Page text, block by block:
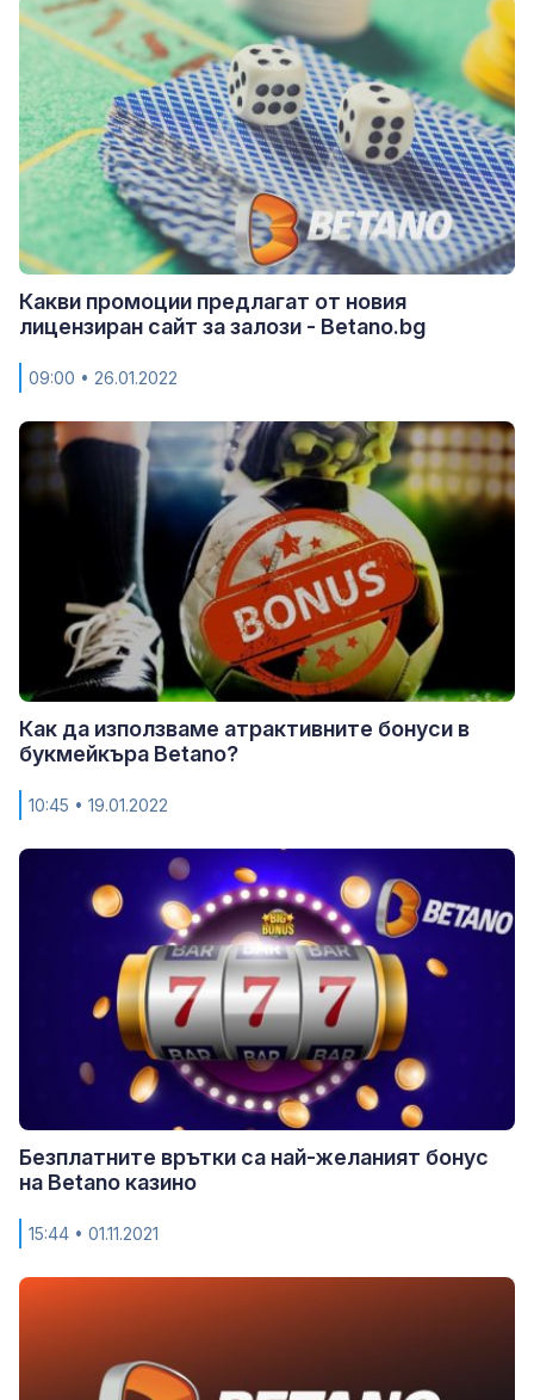
Какви промоции предлагат от новия
лицензиран сайт за залози - Betano.bg
09:00 • 26.01.2022
Как да използваме атрактивните бонуси в
букмейкъра Betano?
10:45 • 19.01.2022
Безплатните врътки са най-желаният бонус
на Betano казино
15:44 • 01.11.2021